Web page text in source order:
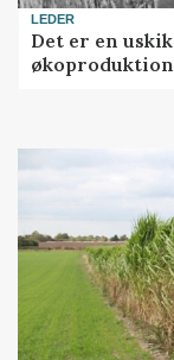
LEDER
Det er en
økoproduktion